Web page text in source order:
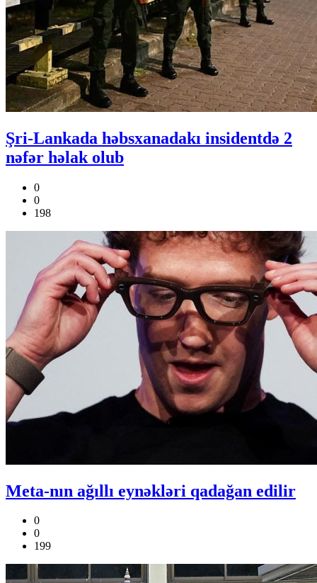
Şri-Lankada həbsxanadakı insidentdə 2
nəfər həlak olub
0
0
198
Meta-nın ağıllı eynəkləri qadağan edilir
0
0
199